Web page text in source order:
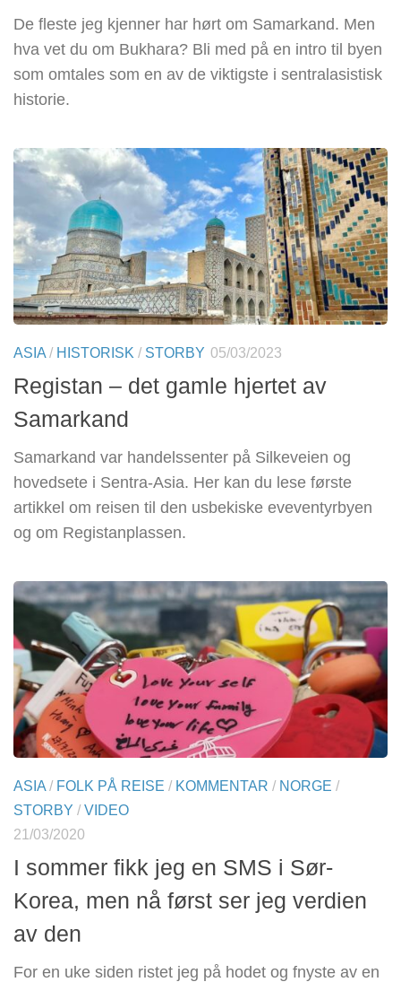
De fleste jeg kjenner har hørt om Samarkand. Men
hva vet du om Bukhara? Bli med på en intro til byen
som omtales som en av de viktigste i sentralasistisk
historie.
ASIA / HISTORISK / STORBY 05/03/2023
Registan – det gamle hjertet av
Samarkand
Samarkand var handelssenter på Silkeveien og
hovedsete i Sentra-Asia. Her kan du lese første
artikkel om reisen til den usbekiske eveventyrbyen
og om Registanplassen.
ASIA / FOLK PÅ REISE / KOMMENTAR / NORGE /
STORBY / VIDEO
21/03/2020
I sommer fikk jeg en SMS i Sør-
Korea, men nå først ser jeg verdien
av den
For en uke siden ristet jeg på hodet og fnyste av en